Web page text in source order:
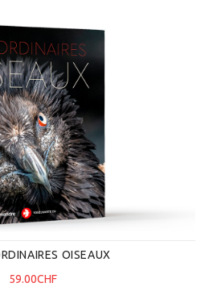
OISEAUX
59.00CHF